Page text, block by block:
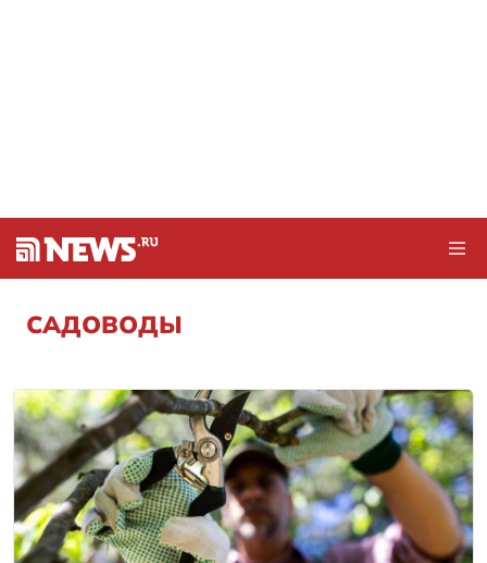
САДОВОДЫ